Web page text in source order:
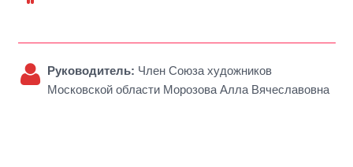
Руководитель: Член Союза художников
Московской области Морозова Алла Вячеславовна